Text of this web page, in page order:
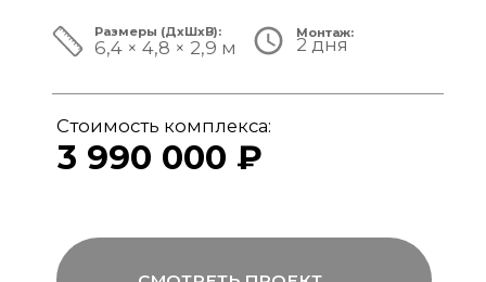
4 890 000 ₽
Монтаж:
2 дня
8,4 × 4,8 × 3,1 м
Размеры (ДxШxВ):
32 дня
изготовления:
40 м²
модульный банный комплекс